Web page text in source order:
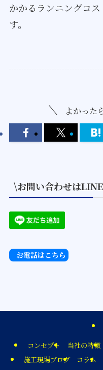
かかるランニングコ
す。
よかった
\お問い合わせは
お電話はこちら
コンセプト 当社の特徴
施工現場ブログ
コラム